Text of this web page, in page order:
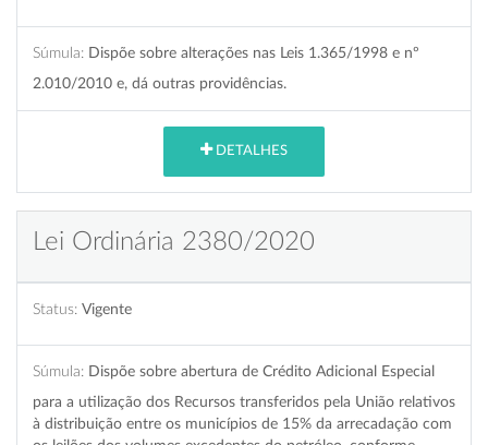
Súmula: Dispõe sobre alterações nas Leis 1.365/1998 e nº
2.010/2010 e, dá outras providências.
DETALHES
Lei Ordinária 2380/2020
Status: Vigente
Súmula: Dispõe sobre abertura de Crédito Adicional Especial
para a utilização dos Recursos transferidos pela União relativos
à distribuição entre os municípios de 15% da arrecadação com